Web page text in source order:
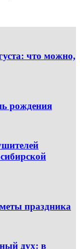
что можно,
рождения
праздника
дух: в